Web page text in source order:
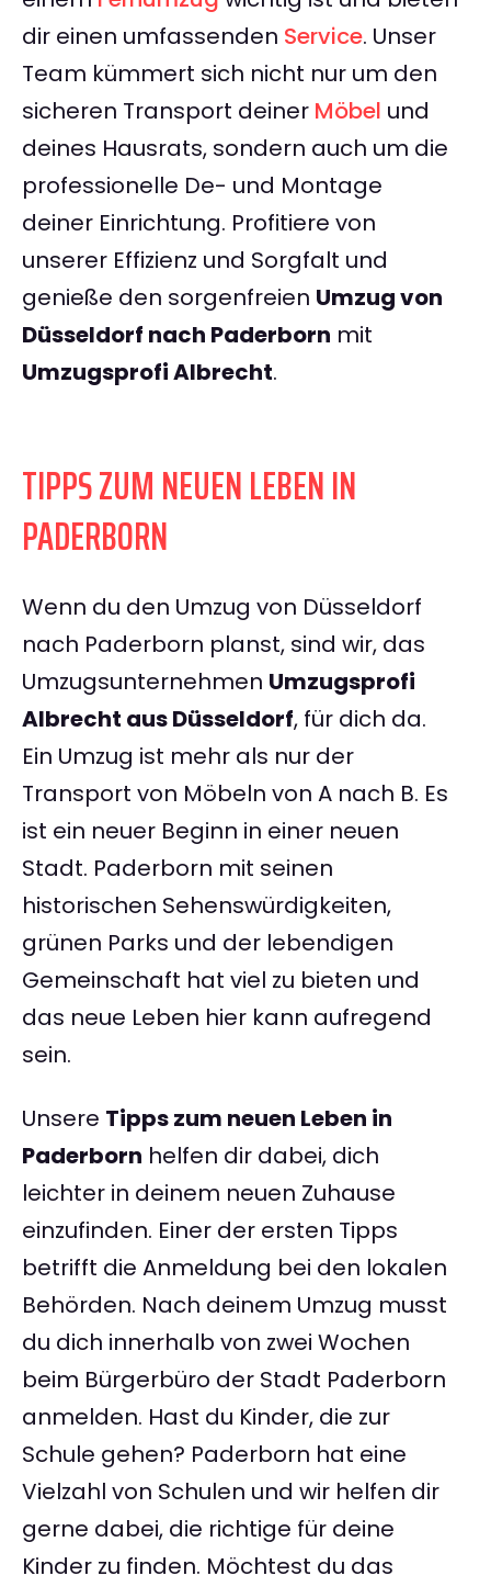
dir einen umfassenden Service. Unser
Team kümmert sich nicht nur um den
sicheren Transport deiner Möbel und
deines Hausrats, sondern auch um die
professionelle De- und Montage
deiner Einrichtung. Profitiere von
unserer Effizienz und Sorgfalt und
genieße den sorgenfreien Umzug von
Düsseldorf nach Paderborn mit
Umzugsprofi Albrecht.
TIPPS ZUM NEUEN LEBEN IN
PADERBORN
Wenn du den Umzug von Düsseldorf
nach Paderborn planst, sind wir, das
Umzugsunternehmen Umzugsprofi
Albrecht aus Düsseldorf, für dich da.
Ein Umzug ist mehr als nur der
Transport von Möbeln von A nach B. Es
ist ein neuer Beginn in einer neuen
Stadt. Paderborn mit seinen
historischen Sehenswürdigkeiten,
grünen Parks und der lebendigen
Gemeinschaft hat viel zu bieten und
das neue Leben hier kann aufregend
sein.
Unsere Tipps zum neuen Leben in
Paderborn helfen dir dabei, dich
leichter in deinem neuen Zuhause
einzufinden. Einer der ersten Tipps
betrifft die Anmeldung bei den lokalen
Behörden. Nach deinem Umzug musst
du dich innerhalb von zwei Wochen
beim Bürgerbüro der Stadt Paderborn
anmelden. Hast du Kinder, die zur
Schule gehen? Paderborn hat eine
Vielzahl von Schulen und wir helfen dir
gerne dabei, die richtige für deine
Kinder zu finden. Möchtest du das